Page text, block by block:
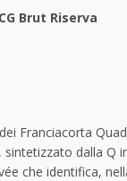
Brut Riserva
Franciacorta
sintetizzato dalla Q
che identifica,